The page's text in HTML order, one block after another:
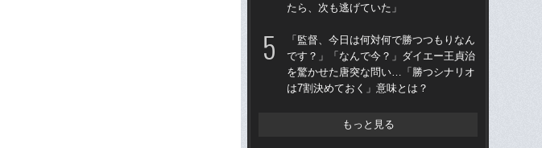
たら、次も逃げていた」
「監督、今日は何対何で勝つつもりなん
です？」「なんで今？」ダイエー王貞治
を驚かせた唐突な問い…「勝つシナリオ
は7割決めておく」意味とは？
もっと見る